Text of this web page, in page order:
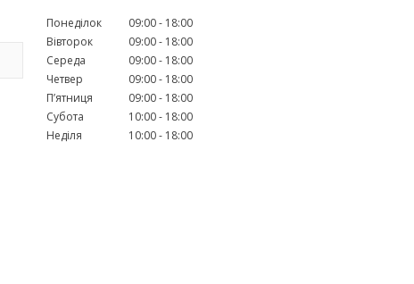
Понеділок 09:00
18:00
Вівторок
09:00
18:00
Середа
09:00
18:00
Четвер
09:00
18:00
Пʼятниця
09:00
18:00
Субота
10:00
18:00
Неділя
10:00 18:00